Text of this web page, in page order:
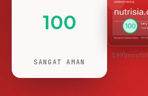
100
SANGAT AMAN